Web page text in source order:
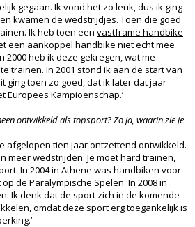
gegaan. Ik vond het zo leuk, dus ik ging
kwamen de wedstrijdjes. Toen die goed
Ik heb toen een vastframe handbike
een aankoppel handbike niet echt mee
2000 heb ik deze gekregen, wat me
trainen. In 2001 stond ik aan de start van
ging toen zo goed, dat ik later dat jaar
Kampioenschap.’
ontwikkeld als topsport? Zo ja, waarin zie je
afgelopen tien jaar ontzettend ontwikkeld.
meer wedstrijden. Je moet hard trainen,
In 2004 in Athene was handbiken voor
de Paralympische Spelen. In 2008 in
Ik denk dat de sport zich in de komende
omdat deze sport erg toegankelijk is